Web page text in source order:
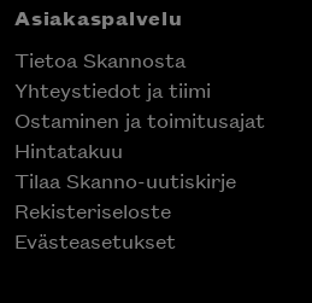
Asiakaspalvelu
Tietoa Skannosta
Yhteystiedot ja tiimi
Ostaminen ja toimitusajat
Hintatakuu
Tilaa Skanno-uutiskirje
Rekisteriseloste
Evästeasetukset